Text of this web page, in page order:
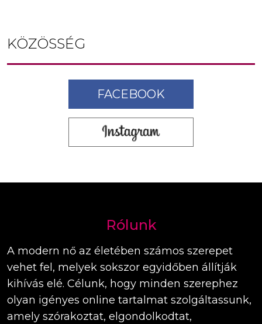
KÖZÖSSÉG
FACEBOOK
Rólunk
A modern nő az életében számos szerepet
vehet fel, melyek sokszor egyidőben állítják
kihívás elé. Célunk, hogy minden szerephez
olyan igényes online tartalmat szolgáltassunk,
amely szórakoztat, elgondolkodtat,